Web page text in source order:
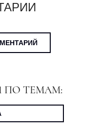
ПО ТЕМАМ: